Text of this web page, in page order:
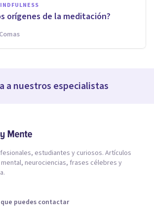
orígenes de la meditación?
a nuestros especialistas
estudiantes y curiosos. Artículos
neurociencias, frases célebres y
puedes contactar